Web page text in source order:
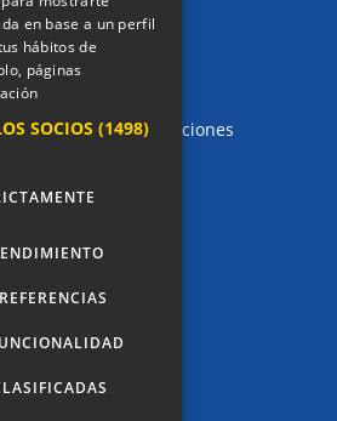
DENUNCIAS
y Felicitaciones
CM
en base a un perfil
hábitos de
páginas
SOCIOS (1498)